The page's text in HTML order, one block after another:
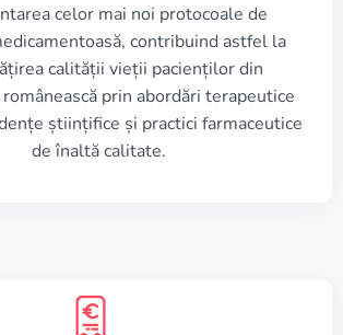
celor mai noi protocoale de
contribuind astfel la
calității vieții pacienților din
prin abordări terapeutice
științifice și practici farmaceutice
de înaltă calitate.